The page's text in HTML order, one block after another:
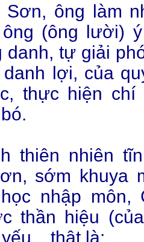
ông làm
(ông lười)
danh, tự giải
danh lợi, của
thực hiện chí
thiên nhiên
sớm khuya
nhập môn,
thần hiệu
thật là: